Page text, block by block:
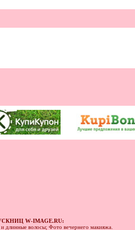
W-IMAGE.RU:
длинные волосы; Фото вечернего макияжа.